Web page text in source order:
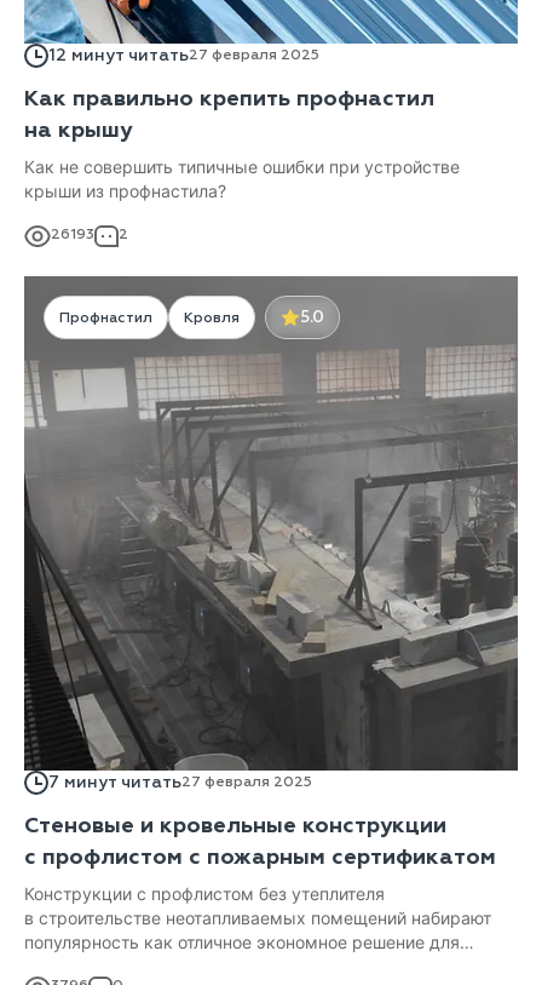
12 минут читать27 февраля 2025
Как правильно крепить профнастил
на крышу
Как не совершить типичные ошибки при устройстве
крыши из профнастила?
26193 2
Профнастил Кровля 5.0
7 минут читать27 февраля 2025
Стеновые и кровельные конструкции
с профлистом с пожарным сертификатом
Конструкции с профлистом без утеплителя
в строительстве неотапливаемых помещений набирают
популярность как отличное экономное решение для